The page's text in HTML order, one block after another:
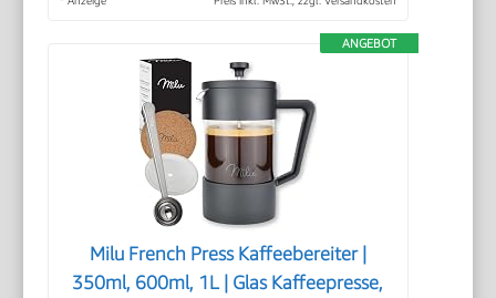
ANGEBOT
Milu French Press Kaffeebereiter |
350ml, 600ml, 1L | Glas Kaffeepresse,